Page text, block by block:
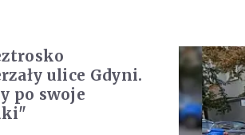
ulice Gdyni.
po swoje